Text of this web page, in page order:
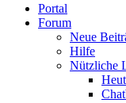
Portal
Forum
Neue
Hilfe
Nützliche